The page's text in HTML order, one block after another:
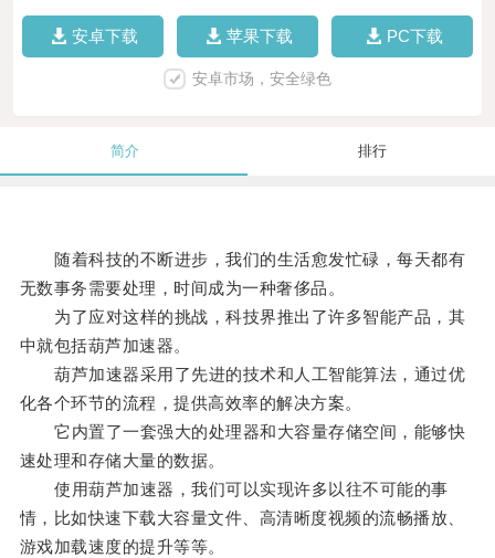
安卓下载 苹果下载 PC下载
安卓市场，安全绿色
简介 排行
随着科技的不断进步，我们的生活愈发忙碌，每天都有
无数事务需要处理，时间成为一种奢侈品。
为了应对这样的挑战，科技界推出了许多智能产品，其
中就包括葫芦加速器。
葫芦加速器采用了先进的技术和人工智能算法，通过优
化各个环节的流程，提供高效率的解决方案。
它内置了一套强大的处理器和大容量存储空间，能够快
速处理和存储大量的数据。
使用葫芦加速器，我们可以实现许多以往不可能的事
情，比如快速下载大容量文件、高清晰度视频的流畅播放、
游戏加载速度的提升等等。